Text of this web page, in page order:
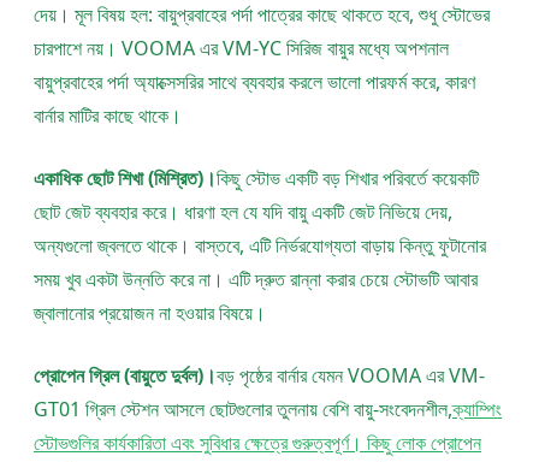
দেয়। মূল বিষয় হল: বায়ুপ্রবাহের পর্দা পাত্রের কাছে থাকতে হবে, শুধু স্টোভের
চারপাশে নয়। VOOMA এর VM-YC সিরিজ বায়ুর মধ্যে অপশনাল
বায়ুপ্রবাহের পর্দা অ্যাক্সেসরির সাথে ব্যবহার করলে ভালো পারফর্ম করে, কারণ
বার্নার মাটির কাছে থাকে।
একাধিক ছোট শিখা (মিশ্রিত)।কিছু স্টোভ একটি বড় শিখার পরিবর্তে কয়েকটি
ছোট জেট ব্যবহার করে। ধারণা হল যে যদি বায়ু একটি জেট নিভিয়ে দেয়,
অন্যগুলো জ্বলতে থাকে। বাস্তবে, এটি নির্ভরযোগ্যতা বাড়ায় কিন্তু ফুটানোর
সময় খুব একটা উন্নতি করে না। এটি দ্রুত রান্না করার চেয়ে স্টোভটি আবার
জ্বালানোর প্রয়োজন না হওয়ার বিষয়ে।
প্রোপেন গ্রিল (বায়ুতে দুর্বল)।বড় পৃষ্ঠের বার্নার যেমন VOOMA এর VM-
GT01 গ্রিল স্টেশন আসলে ছোটগুলোর তুলনায় বেশি বায়ু-সংবেদনশীল,ক্যাম্পিং
স্টোভগুলির কার্যকারিতা এবং সুবিধার ক্ষেত্রে গুরুত্বপূর্ণ। কিছু লোক প্রোপেন